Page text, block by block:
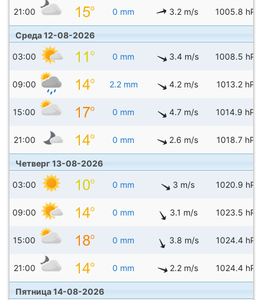
21:00 0 mm 3.2 m/s 1005.8 hPa
Среда 12-08-2026
03:00 0 mm 3.4 m/s 1008.5 hPa
09:00 2.2 mm 4.2 m/s 1013.2 hPa
15:00 0 mm 4.7 m/s 1014.9 hPa
21:00 0 mm 2.6 m/s 1018.7 hPa
Четверг 13-08-2026
03:00 0 mm 3 m/s 1020.9 hPa
09:00 0 mm 3.1 m/s 1023.5 hPa
15:00 0 mm 3.8 m/s 1024.4 hPa
21:00 0 mm 2.2 m/s 1024.4 hPa
Пятница 14-08-2026